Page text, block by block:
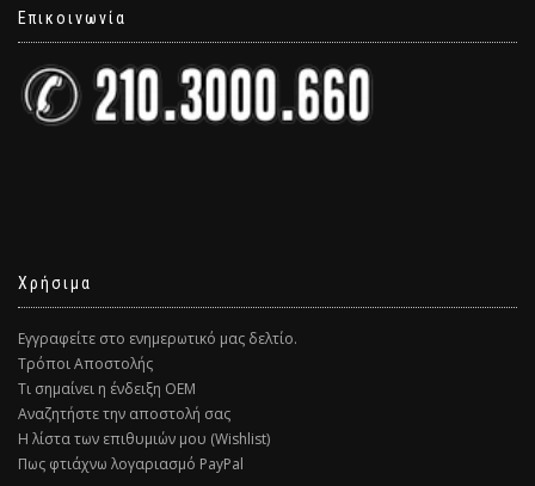
Επικοινωνία
Χρήσιμα
Εγγραφείτε στο ενημερωτικό μας δελτίο.
Τρόποι Αποστολής
Τι σημαίνει η ένδειξη ΟΕΜ
Αναζητήστε την αποστολή σας
Η λίστα των επιθυμιών μου (Wishlist)
Πως φτιάχνω λογαριασμό PayPal